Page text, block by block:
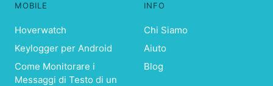
MOBILE
Hoverwatch
Keylogger per Android
Come Monitorare i
Messaggi di Testo di un
INFO
Chi Siamo
Aiuto
Blog